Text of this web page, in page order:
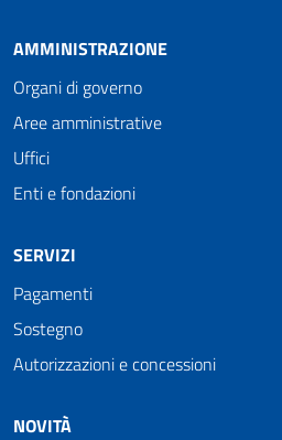
AMMINISTRAZIONE
Organi di governo
Aree amministrative
Uffici
Enti e fondazioni
SERVIZI
Pagamenti
Sostegno
Autorizzazioni e concessioni
NOVITÀ